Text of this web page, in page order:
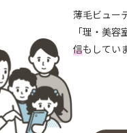
薄毛ビュー
「理・美容
信もしてい